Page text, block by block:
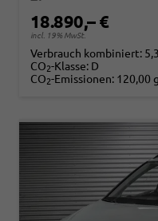
18.890,– €
incl. 19% MwSt.
Verbrauch kombiniert:
CO2-Klasse: D
CO2-Emissionen: 120,00